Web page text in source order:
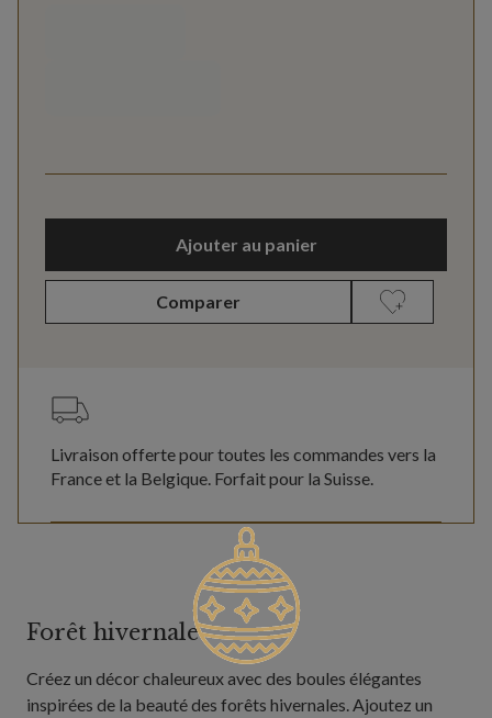
Ajouter au panier
Comparer
Livraison offerte pour toutes les commandes vers la
France et la Belgique. Forfait pour la Suisse.
Forêt hivernale
Créez un décor chaleureux avec des boules élégantes
inspirées de la beauté des forêts hivernales. Ajoutez un